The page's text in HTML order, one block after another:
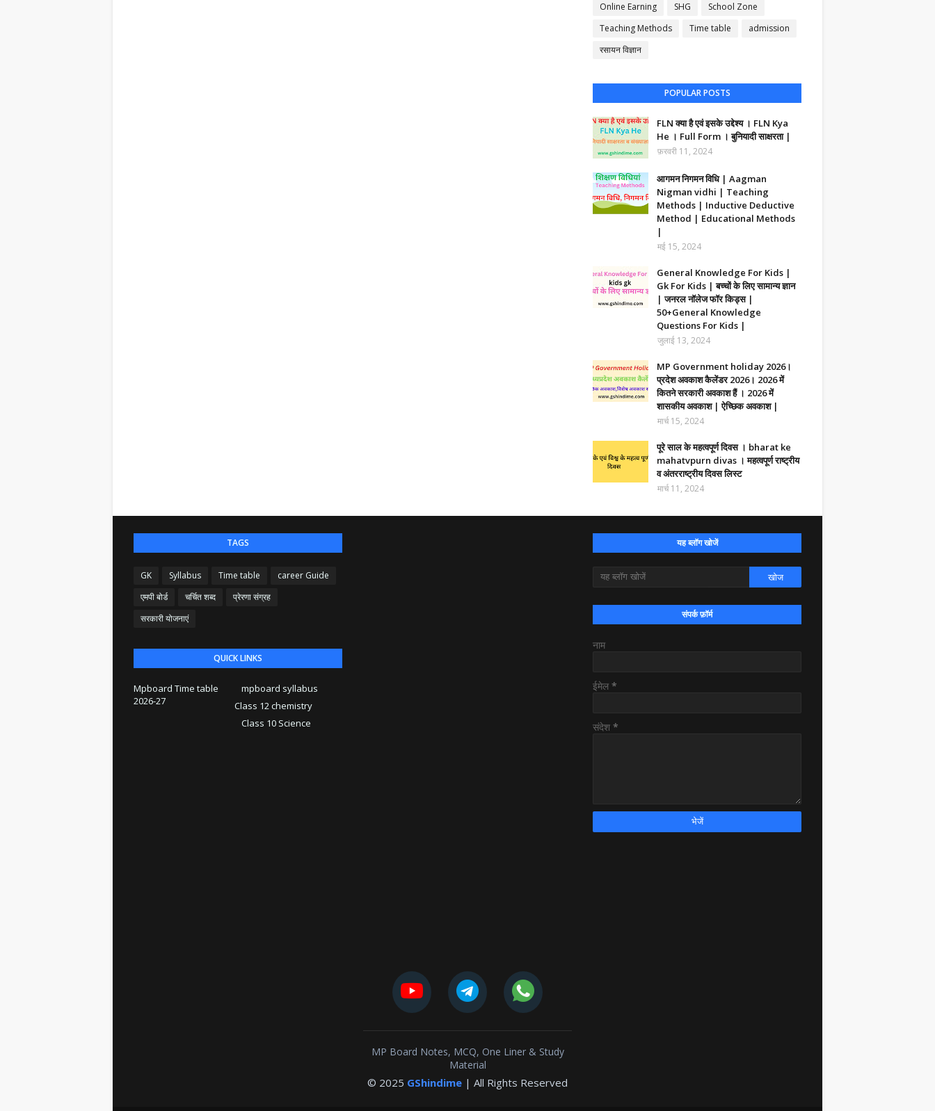
Online Earning
SHG
School Zone
Teaching Methods
Time table
admission
रसायन विज्ञान
POPULAR POSTS
FLN क्या है एवं इसके उद्देश्य । FLN Kya
He । Full Form । बुनियादी साक्षरता |
फ़रवरी 11, 2024
आगमन निगमन विधि | Aagman
Nigman vidhi | Teaching
Methods | Inductive Deductive
Method | Educational Methods
|
मई 15, 2024
General Knowledge For Kids |
Gk For Kids | बच्चों के लिए सामान्य ज्ञान
| जनरल नॉलेज फॉर किड्स |
50+General Knowledge
Questions For Kids |
जुलाई 13, 2024
MP Government holiday 2026।
प्रदेश अवकाश कैलेंडर 2026। 2026 में
कितने सरकारी अवकाश हैं । 2026 में
शासकीय अवकाश | ऐच्छिक अवकाश |
मार्च 15, 2024
पूरे साल के महत्वपूर्ण दिवस । bharat ke
mahatvpurn divas । महत्वपूर्ण राष्ट्रीय
व अंतरराष्ट्रीय दिवस लिस्ट
मार्च 11, 2024
TAGS
GK Syllabus Time table
career Guide
एमपी बोर्ड
चर्चित शब्द
प्रेरणा संग्रह
सरकारी योजनाएं
QUICK LINKS
Mpboard Time table
2026-27
mpboard syllabus
Class 12 chemistry
Class 10 Science
MP Board Notes, MCQ, One Liner & Study
Material
© 2025 GShindime | All Rights Reserved
यह ब्लॉग खोजें
संपर्क फ़ॉर्म
नाम
ईमेल *
संदेश *